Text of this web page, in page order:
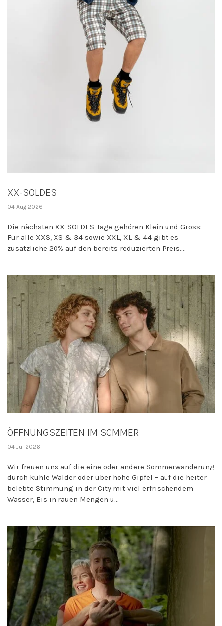
XX-SOLDES
04 Aug 2026
Die nächsten XX-SOLDES-Tage gehören Klein und Gross:
Für alle XXS, XS & 34 sowie XXL, XL & 44 gibt es
zusätzliche 20% auf den bereits reduzierten Preis....
ÖFFNUNGSZEITEN IM SOMMER
04 Jul 2026
Wir freuen uns auf die eine oder andere Sommerwanderung
durch kühle Wälder oder über hohe Gipfel – auf die heiter
belebte Stimmung in der City mit viel erfrischendem
Wasser, Eis in rauen Mengen u...